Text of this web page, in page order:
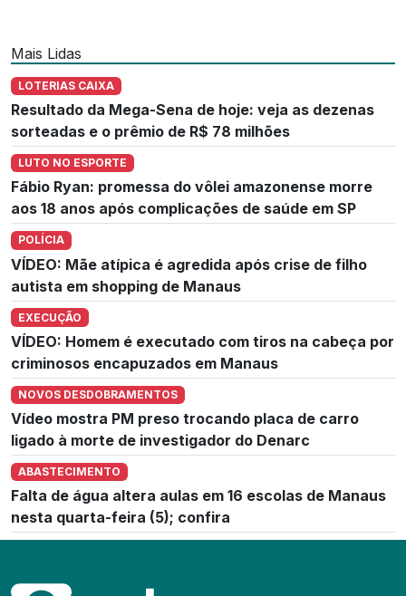
Mais Lidas
LOTERIAS CAIXA
Resultado da Mega-Sena de hoje: veja as dezenas
sorteadas e o prêmio de R$ 78 milhões
LUTO NO ESPORTE
Fábio Ryan: promessa do vôlei amazonense morre
aos 18 anos após complicações de saúde em SP
POLÍCIA
VÍDEO: Mãe atípica é agredida após crise de filho
autista em shopping de Manaus
EXECUÇÃO
VÍDEO: Homem é executado com tiros na cabeça por
criminosos encapuzados em Manaus
NOVOS DESDOBRAMENTOS
Vídeo mostra PM preso trocando placa de carro
ligado à morte de investigador do Denarc
ABASTECIMENTO
Falta de água altera aulas em 16 escolas de Manaus
nesta quarta-feira (5); confira